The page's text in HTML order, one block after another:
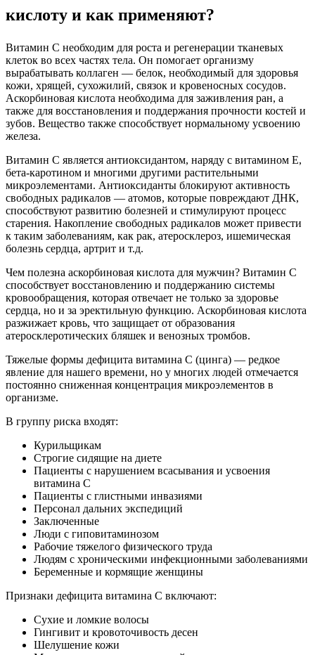
кислоту и как применяют?
Витамин С необходим для роста и регенерации тканевых
клеток во всех частях тела. Он помогает организму
вырабатывать коллаген — белок, необходимый для здоровья
кожи, хрящей, сухожилий, связок и кровеносных сосудов.
Аскорбиновая кислота необходима для заживления ран, а
также для восстановления и поддержания прочности костей и
зубов. Вещество также способствует нормальному усвоению
железа.
Витамин С является антиоксидантом, наряду с витамином Е,
бета-каротином и многими другими растительными
микроэлементами. Антиоксиданты блокируют активность
свободных радикалов — атомов, которые повреждают ДНК,
способствуют развитию болезней и стимулируют процесс
старения. Накопление свободных радикалов может привести
к таким заболеваниям, как рак, атеросклероз, ишемическая
болезнь сердца, артрит и т.д.
Чем полезна аскорбиновая кислота для мужчин? Витамин С
способствует восстановлению и поддержанию системы
кровообращения, которая отвечает не только за здоровье
сердца, но и за эректильную функцию. Аскорбиновая кислота
разжижает кровь, что защищает от образования
атеросклеротических бляшек и венозных тромбов.
Тяжелые формы дефицита витамина С (цинга) — редкое
явление для нашего времени, но у многих людей отмечается
постоянно сниженная концентрация микроэлементов в
организме.
В группу риска входят:
Курильщикам
Строгие сидящие на диете
Пациенты с нарушением всасывания и усвоения
витамина С
Пациенты с глистными инвазиями
Персонал дальних экспедиций
Заключенные
Люди с гиповитаминозом
Рабочие тяжелого физического труда
Людям с хроническими инфекционными заболеваниями
Беременные и кормящие женщины
Признаки дефицита витамина С включают:
Сухие и ломкие волосы
Гингивит и кровоточивость десен
Шелушение кожи